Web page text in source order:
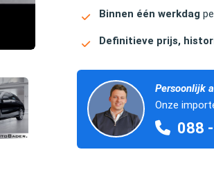
Binnen één werkdag
Definitieve prijs,
Persoonlijk
Onze
088